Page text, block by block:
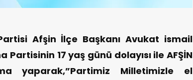
Afşin İlçe Başkanı Avukat ismail
Partisinin 17 yaş günü dolayısı ile AFŞİN
yaparak,”Partimiz Milletimizle el